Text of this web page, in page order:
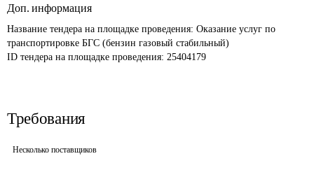
Доп. информация
Название тендера на площадке проведения: Оказание услуг по
транспортировке БГС (бензин газовый стабильный)
ID тендера на площадке проведения: 25404179
Требования
Несколько поставщиков